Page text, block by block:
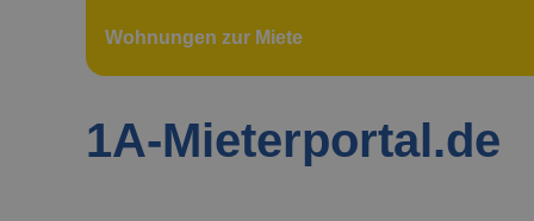
Wohnungen zur Miete
1A-Mieterportal.de